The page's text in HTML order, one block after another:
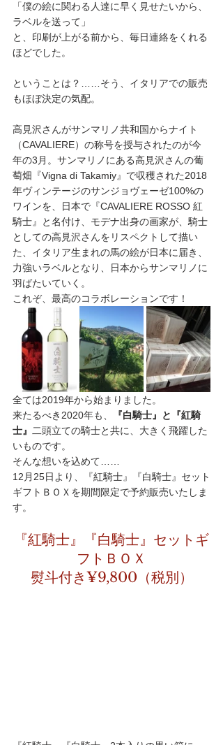
「僕の絵に関わる人達に早く見せたいから、
ラベルを送って」
と、印刷が上がる前から、毎日連絡をくれる
ほどでした。
ということは？……そう、イタリアでの販売
もほぼ決定の気配。
高見沢さんがサンマリノ共和国からナイト
（CAVALIERE）の称号を授与されたのが今
年の3月。サンマリノにある高見沢さんの葡
萄畑『Vigna di Takamiy』で収穫された2018
年ヴィンテージのサンジョヴェーゼ100%の
ワインを、日本で『CAVALIERE ROSSO 紅
騎士』と名付け、モデナ出身の画家が、騎士
としての高見沢さんをリスペクトして描い
た、イタリア生まれの馬の絵が日本に届き、
力強いラベルとなり、日本からサンマリノに
羽ばたいていく。
これぞ、最高のコラボレーションです！
全ては2019年から始まりました。
来たるべき2020年も、
『白騎士』と『紅騎
士』
二頭立ての騎士と共に、大きく飛躍した
いものです。
そんな想いを込めて……
12月25日より、『紅騎士』『白騎士』セット
ギフトＢＯＸを期間限定で予約販売いたしま
す。
『紅騎士』『白騎士』セットギ
フトＢＯＸ
熨斗付き¥9,800（税別）